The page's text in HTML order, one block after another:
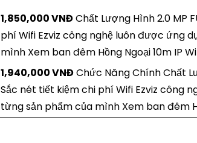
1,850,000 VNĐChất Lượng Hình 2.0 MP
phí Wifi Ezviz công nghệ luôn được ứng
mình Xem ban đêm Hồng Ngoại 10m IP
1,940,000 VNĐChức Năng Chính Chất
Sắc nét tiết kiệm chi phí Wifi Ezviz công
từng sản phẩm của mình Xem ban đêm